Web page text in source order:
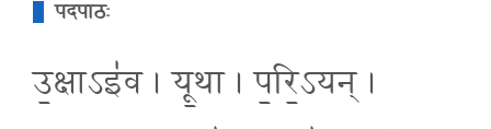
पदपाठः
उ॒क्षाऽइ॑व । यू॒था । प॒रि॒ऽयन् ।